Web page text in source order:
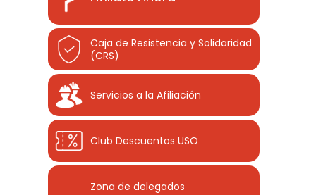
Caja de Resistencia y Solidaridad
(CRS)
Servicios a la Afiliación
Club Descuentos USO
Zona de delegados